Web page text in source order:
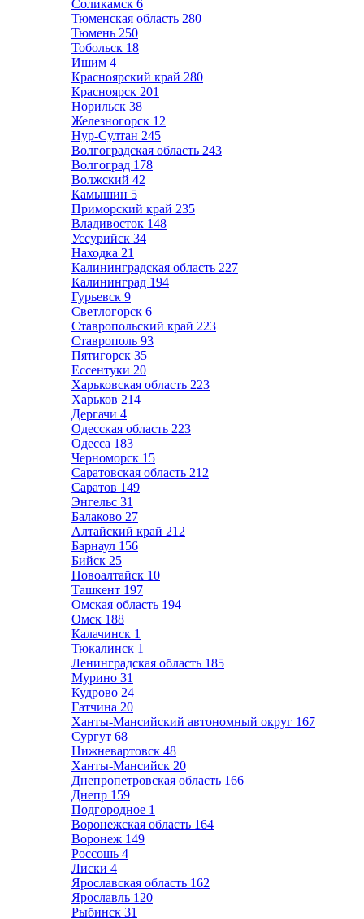
Соликамск 6
Тюменская область 280
Тюмень 250
Тобольск 18
Ишим 4
Красноярский край 280
Красноярск 201
Норильск 38
Железногорск 12
Нур-Султан 245
Волгоградская область 243
Волгоград 178
Волжский 42
Камышин 5
Приморский край 235
Владивосток 148
Уссурийск 34
Находка 21
Калининградская область 227
Калининград 194
Гурьевск 9
Светлогорск 6
Ставропольский край 223
Ставрополь 93
Пятигорск 35
Ессентуки 20
Харьковская область 223
Харьков 214
Дергачи 4
Одесская область 223
Одесса 183
Черноморск 15
Саратовская область 212
Саратов 149
Энгельс 31
Балаково 27
Алтайский край 212
Барнаул 156
Бийск 25
Новоалтайск 10
Ташкент 197
Омская область 194
Омск 188
Калачинск 1
Тюкалинск 1
Ленинградская область 185
Мурино 31
Кудрово 24
Гатчина 20
Ханты-Мансийский автономный округ 167
Сургут 68
Нижневартовск 48
Ханты-Мансийск 20
Днепропетровская область 166
Днепр 159
Подгородное 1
Воронежская область 164
Воронеж 149
Россошь 4
Лиски 4
Ярославская область 162
Ярославль 120
Рыбинск 31